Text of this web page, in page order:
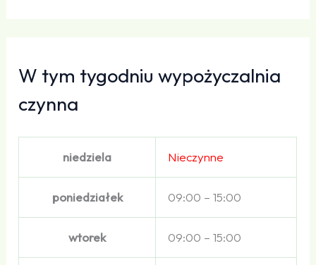
W tym tygodniu wypożyczalnia
czynna
niedziela Nieczynne
poniedziałek 09:00 – 15:00
wtorek 09:00 – 15:00